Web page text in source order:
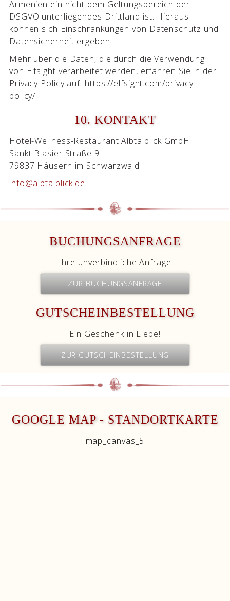
Armenien ein nicht dem Geltungsbereich der
DSGVO unterliegendes Drittland ist. Hieraus
können sich Einschränkungen von Datenschutz und
Datensicherheit ergeben.
Mehr über die Daten, die durch die Verwendung
von Elfsight verarbeitet werden, erfahren Sie in der
Privacy Policy auf: https://elfsight.com/privacy-
policy/.
10. KONTAKT
Hotel-Wellness-Restaurant Albtalblick GmbH
Sankt Blasier Straße 9
79837 Häusern im Schwarzwald
info@albtalblick.de
BUCHUNGSANFRAGE
Ihre unverbindliche Anfrage
ZUR BUCHUNGSANFRAGE
GUTSCHEINBESTELLUNG
Ein Geschenk in Liebe!
ZUR GUTSCHEINBESTELLUNG
GOOGLE MAP - STANDORTKARTE
map_canvas_5